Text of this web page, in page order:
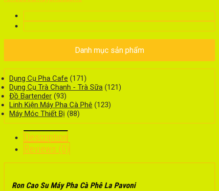
Danh mục sản phẩm
Dụng Cụ Pha Cafe (171)
Dụng Cụ Trà Chanh - Trà Sữa (121)
Đồ Bartender (93)
Linh Kiện Máy Pha Cà Phê (123)
Máy Móc Thiết Bị (88)
Description
Reviews (0)
Ron Cao Su Máy Pha Cà Phê La Pavoni